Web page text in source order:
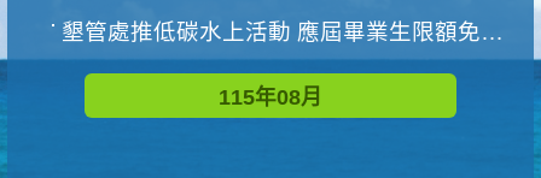
墾管處推低碳水上活動 應屆畢業生限額免費參加
115年08月